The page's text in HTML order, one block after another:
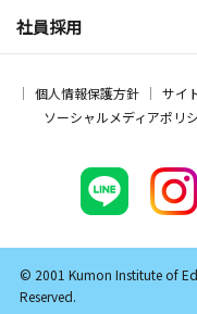
社員採用
個人情報保護方針 サイ
ソーシャルメディアポリ
© 2001 Kumon Institute of
Reserved.